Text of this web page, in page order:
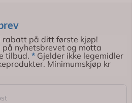
på ditt første kjøp!
på nyhetsbrevet og motta
tilbud. * Gjelder ikke legemidler
Minimumskjøp kr